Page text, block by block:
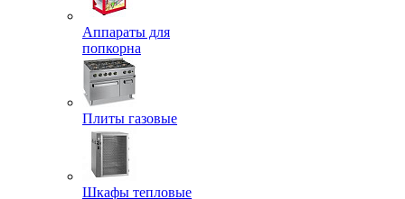
Аппараты для
попкорна
Плиты газовые
Шкафы тепловые